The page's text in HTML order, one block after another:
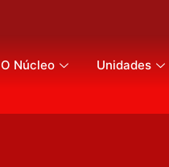
O Núcleo Unidades